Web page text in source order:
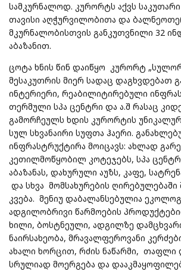
სამკურნალოდ. კურორტს აქვს
თავისი აღჭურვილობითა და
მკურნალობისთვის განკუთვნილი 32
აბაზანით.
ცოტა ხნის წინ დაიწყო კურორტ
მესაკუთრის მიერ სადაც დაგხვდებათ
ინტერიერი, რეაბილიტირებული
თერმული სპა ცენტრი და ა.შ რასაც
გამორჩეულს ხდის კურორტის
სულ სხვანაირი სუფთა ჰაერი.
ინფრასტრუქტირა მოიცავს: ახლად
კეთილმოწყობილ კოტეჯებს, სპა
აბაზანას, დახურული აუზს, კაფე,
და სხვა მომსახურების ღირებულებაში
კვება. მენიუ დაბალანსებულია
ადგილობრივი წარმოების
ხილი, ბოსტნეული, ადგილზე
ნაირსახეობა, მრავალფეროვანი
ახალი ხორცით, რძის ნაწარმი, თაფლი
სრულიად მოერგება და